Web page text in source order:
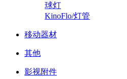
球灯
KinoFlo/灯管
移动器材
其他
影视附件